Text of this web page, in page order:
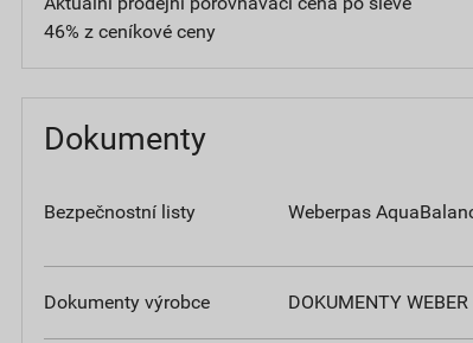
46% z ceníkové ceny
Dokumenty
Bezpečnostní listy Weberpas
Dokumenty výrobce DOKUMENTY WEBER